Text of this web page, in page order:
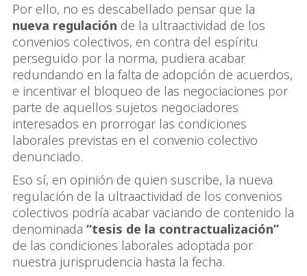
Por ello, no es descabellado pensar que la
nueva regulación de la ultraactividad de los
convenios colectivos, en contra del espíritu
perseguido por la norma, pudiera acabar
redundando en la falta de adopción de acuerdos,
e incentivar el bloqueo de las negociaciones por
parte de aquellos sujetos negociadores
interesados en prorrogar las condiciones
laborales previstas en el convenio colectivo
denunciado.
Eso sí, en opinión de quien suscribe, la nueva
regulación de la ultraactividad de los convenios
colectivos podría acabar vaciando de contenido la
denominada “tesis de la contractualización”
de las condiciones laborales adoptada por
nuestra jurisprudencia hasta la fecha.